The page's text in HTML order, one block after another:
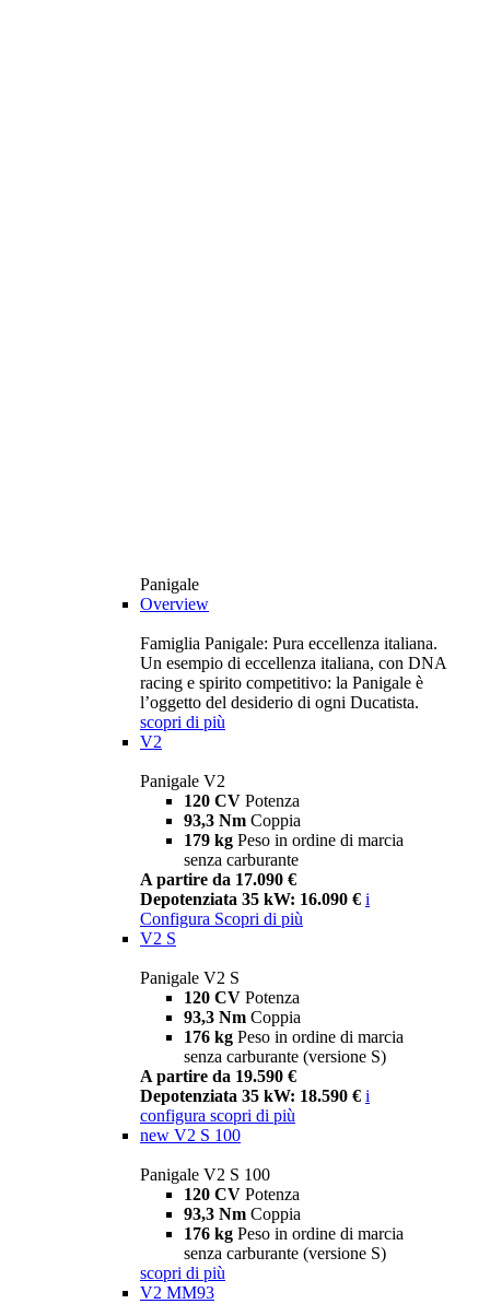
Panigale
Overview
Famiglia Panigale: Pura eccellenza italiana.
Un esempio di eccellenza italiana, con DNA
racing e spirito competitivo: la Panigale è
l’oggetto del desiderio di ogni Ducatista.
scopri di più
V2
Panigale V2
120 CV Potenza
93,3 Nm Coppia
179 kg Peso in ordine di marcia
senza carburante
A partire da 17.090 €
Depotenziata 35 kW: 16.090 € i
Configura Scopri di più
V2 S
Panigale V2 S
120 CV Potenza
93,3 Nm Coppia
176 kg Peso in ordine di marcia
senza carburante (versione S)
A partire da 19.590 €
Depotenziata 35 kW: 18.590 € i
configura scopri di più
new V2 S 100
Panigale V2 S 100
120 CV Potenza
93,3 Nm Coppia
176 kg Peso in ordine di marcia
senza carburante (versione S)
scopri di più
V2 MM93